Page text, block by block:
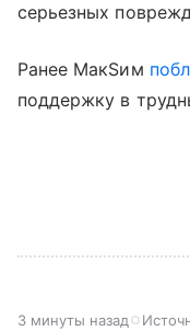
серьезных
Ранее МакSим
поддержку в
3 минуты назад